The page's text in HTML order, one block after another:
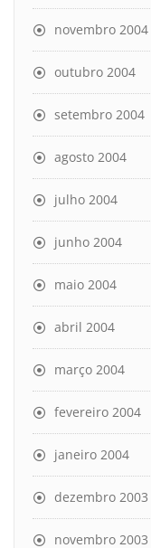
novembro 2004
outubro 2004
setembro 2004
agosto 2004
julho 2004
junho 2004
maio 2004
abril 2004
março 2004
fevereiro 2004
janeiro 2004
dezembro 2003
novembro 2003